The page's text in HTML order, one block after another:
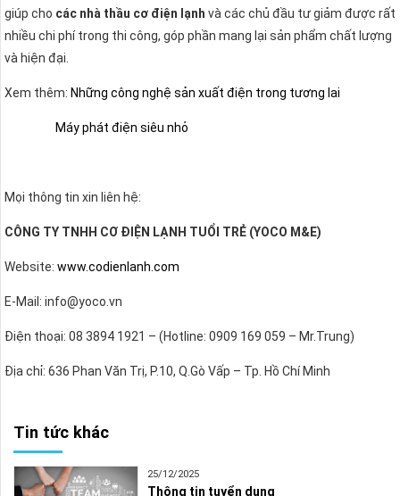
giúp cho các nhà thầu cơ điện lạnh và các chủ đầu tư giảm được rất
nhiều chi phí trong thi công, góp phần mang lại sản phẩm chất lượng
và hiện đại.
Xem thêm: Những công nghệ sản xuất điện trong tương lai
Máy phát điện siêu nhỏ
Mọi thông tin xin liên hệ:
CÔNG TY TNHH CƠ ĐIỆN LẠNH TUỔI TRẺ (YOCO M&E)
Website: www.codienlanh.com
E-Mail: info@yoco.vn
Điện thoại: 08 3894 1921 – (Hotline: 0909 169 059 – Mr.Trung)
Địa chỉ: 636 Phan Văn Trị, P.10, Q.Gò Vấp – Tp. Hồ Chí Minh
Tin tức khác
25/12/2025
Thông tin tuyển dụng